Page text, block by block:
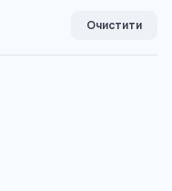
Очистити